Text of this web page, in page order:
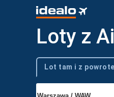
Loty z
Typ podróży
Lot tam i z